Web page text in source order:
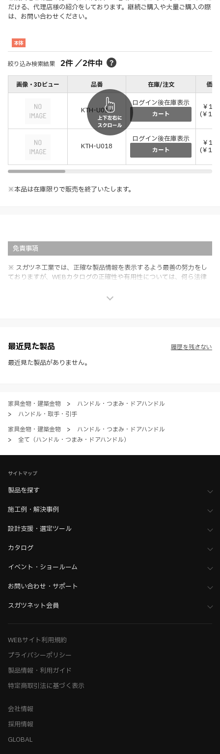
だける、代理店様の紹介をしております。継続ご購入や大量ご購入の際
は、お問い合わせください。
本体
絞り込み検索結果 2件／2件中
画像・3Dビュー 品番 在庫/注文 価格
KTH-U017
ログイン後在庫表示
カート
￥
(￥
KTH-U018
ログイン後在庫表示
カート
￥
(￥
※本品は在庫限りで販売を終了いたします。
免責事項
※ スガツネ工業では、正確な製品情報を表示するよう最善の努力をし
ておりますが、WEBカタログの正確性や有用性については、何ら法律
社製品の使用ご検討、又は販売促進目的の利用に限ります。
※ 本WEBサイト製品情報のご利用にあたっては、WEBサイト利用規
約、プライバシーポリシー、製品情報ガイドをご確認いただき、内容の
最近見た製品
最近見た製品がありません。
履歴を残さない
家具金物・建築金物 >
ハンドル・つまみ・ドアハンドル
>
ハンドル・取手・引手
家具金物・建築金物
>
ハンドル・つまみ・ドアハンドル
>
全て（ハンドル・つまみ・ドアハンドル）
サイトマップ
製品を探す
施工例・解決事例
設計支援・選定ツール
カタログ
イベント・ショールーム
お問い合わせ・サポート
スガツネット会員
WEBサイト利用規約
プライバシーポリシー
製品情報・利用ガイド
特定商取引法に基づく表示
会社情報
採用情報
GLOBAL